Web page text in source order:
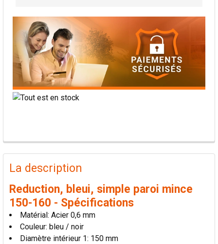
PRODUITS
FRÉQUEMMENT
ACHETÉS
TOUT
SÉLECTIONNER
La description
Reduction, bleui, simple paroi mince
150-160 - Spécifications
Matérial: Acier 0,6 mm
Couleur: bleu / noir
Diamètre intérieur 1: 150 mm